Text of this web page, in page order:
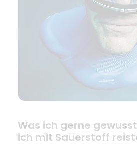
Was ich gerne
ich mit Sauerstoff